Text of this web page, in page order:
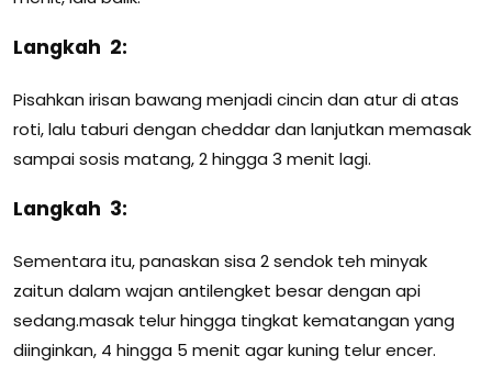
Langkah 2:
Pisahkan irisan bawang menjadi cincin dan atur di atas
roti, lalu taburi dengan cheddar dan lanjutkan memasak
sampai sosis matang, 2 hingga 3 menit lagi.
Langkah 3:
Sementara itu, panaskan sisa 2 sendok teh minyak
zaitun dalam wajan antilengket besar dengan api
sedang.masak telur hingga tingkat kematangan yang
diinginkan, 4 hingga 5 menit agar kuning telur encer.